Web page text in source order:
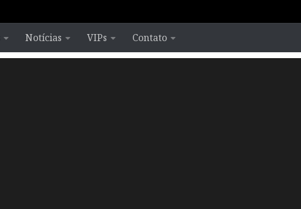
Notícias VIPs Contato